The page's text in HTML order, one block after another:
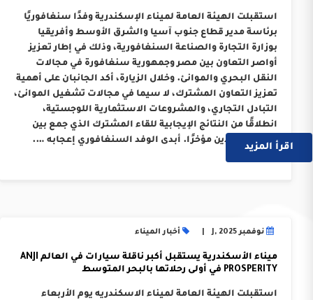
استقبلت الهيئة العامة لميناء الإسكندرية وفدًا سنغافوريًا
برئاسة مدير قطاع جنوب آسيا والشرق الأوسط وأفريقيا
بوزارة التجارة والصناعة السنغافورية، وذلك في إطار تعزيز
أواصر التعاون بين مصر وجمهورية سنغافورة في مجالات
النقل البحري والموانئ. وخلال الزيارة، أكد الجانبان على أهمية
تعزيز التعاون المشترك، لا سيما في مجالات تشغيل الموانئ،
التبادل التجاري، والمشروعات الاستثمارية اللوجستية،
انطلاقًا من النتائج الإيجابية للقاء المشترك الذي جمع بين
قيادات البلدين مؤخرًا. أبدى الوفد السنغافوري إعجابه ….
اقرأ المزيد
نوفمبر J, 2025 أخبار الميناء
ميناء الأسكندرية يستقبل أكبر ناقلة سيارات في العالم ANJI
PROSPERITY في أولى رحلاتها بالبحر المتوسط
استقبلت الهيئة العامة لميناء الاسكندريه يوم الأربعاء